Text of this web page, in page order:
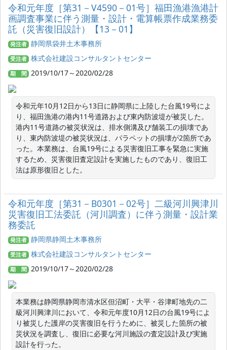
令和元年度［第31－V4590－01号］福田漁港漁港計
画調査事業に伴う測量・設計・電算帳票作成業務委
託（災害復旧設計）【13－01】
発注者 静岡県袋井土木事務所
受注者 株式会社建設コンサルタントセンター
期 間 2019/10/17～2020/02/28
令和元年10月12日から13日に静岡県に上陸した台風19号によ
り、福田漁港の港内11号道路および東内防波堤が被災した。
港内11号道路の被災状況は、排水側溝及び舗装工の損壊であ
り、東内防波堤の被災状況は、パラペットの損壊が2箇所であ
った。本業務は、台風19号による災害復旧工事を緊急に実施
するため、災害復旧査定設計を実施したものであり、復旧工
法は原形復旧とした。
令和元年度［第31－B0301－02号］二級河川興津川
災害復旧工法委託（河川調査）に伴う測量・設計業
務委託
発注者 静岡県静岡土木事務所
受注者 株式会社建設コンサルタントセンター
期 間 2019/10/17～2020/02/28
本業務は静岡県静岡市清水区但沼町・大平・谷津町地先の二
級河川興津川において、令和元年度10月12日の台風19号によ
り被災した護岸の災害復旧を行うために、被災した箇所の被
災状況を調査し、復旧に必要な河川施設の査定設計及び実施
設計を行った。